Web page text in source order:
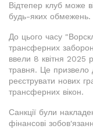
Відтепер клуб може
будь-яких обмежень.
До цього часу
трансферних
ввели 8 квітня 2025
травня. Це призвело
реєструвати нових
трансферних вікон.
Санкції були
фінансові